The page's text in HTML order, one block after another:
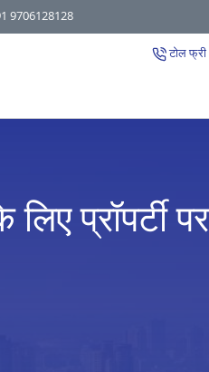
9706128128
टोल
प्रॉपर्टी